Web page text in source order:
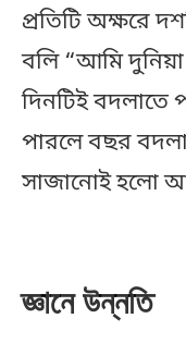
প্রতিটি অক্ষরে
বলি “আমি
দিনটিই বদলাতে
পারলে বছর
সাজানোই হলো
জ্ঞানে উন্নতি